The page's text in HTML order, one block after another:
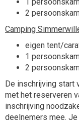
2
Camping
eigen tent/
1
2
De inschrijving start
met het reserveren
inschrijving
deelnemers mee.